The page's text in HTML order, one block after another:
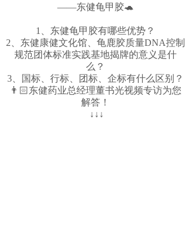
——东健龟甲胶🐢
1、东健龟甲胶有哪些优势？
2、东健康健文化馆、龟鹿胶质量DNA控制
规范团体标准实践基地揭牌的意义是什
么？
3、国标、行标、团标、企标有什么区别？
👨🏻东健药业总经理董书光视频专访为您
解答！
↓ ↓ ↓